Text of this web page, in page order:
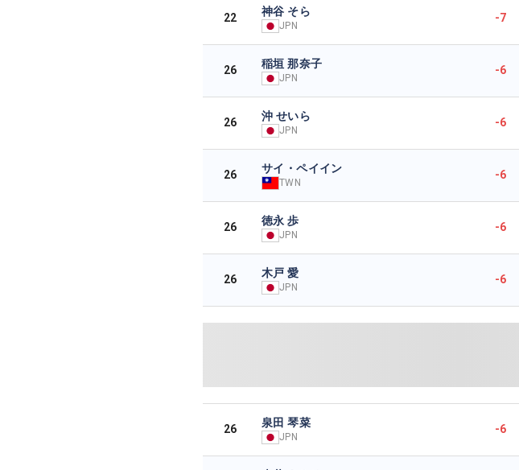
22 神谷 そら
JPN
-7
26 稲垣 那奈子
JPN
-6
26 沖 せいら
JPN
-6
26 サイ・ペイイン
TWN
-6
26 徳永 歩
JPN
-6
26 木戸 愛
JPN
-6
26 泉田 琴菜
JPN
-6